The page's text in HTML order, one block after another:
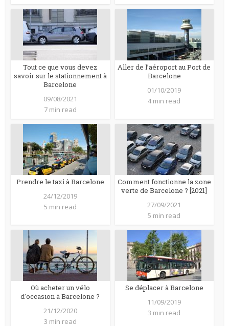
Tout ce que vous devez
savoir sur le stationnement à
Barcelone
09/08/2021
7 min read
Aller de l’aéroport au Port de
Barcelone
01/10/2019
4 min read
Prendre le taxi à Barcelone
24/12/2019
5 min read
Comment fonctionne la zone
verte de Barcelone ? [2021]
27/09/2021
5 min read
Où acheter un vélo
d’occasion à Barcelone ?
21/12/2020
3 min read
Se déplacer à Barcelone
11/09/2019
3 min read